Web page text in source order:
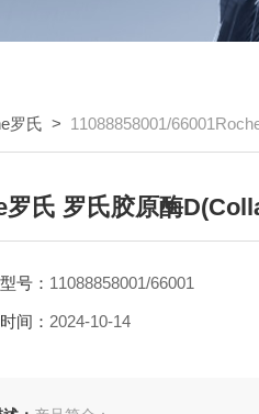
罗氏 > 11088858001/66001Roche罗
罗氏 罗氏胶原酶
号： 11088858001/66001
间： 2024-10-14